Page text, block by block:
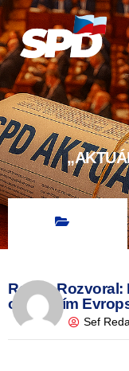
Radek Rozvoral:
opatřením
Sef